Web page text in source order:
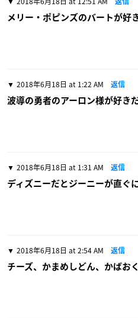
メリー・ポピンズのバートが好
2018年6月18日 at 1:22 AM 返信
波導の勇者のアーロン様が好き
2018年6月18日 at 1:31 AM 返信
ディズニーだとジーニーが直ぐ
2018年6月18日 at 2:54 AM 返信
チーズ、かまめしどん、かばお